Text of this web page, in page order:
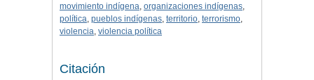
movimiento indígena, organizaciones indígenas,
política, pueblos indígenas, territorio, terrorismo,
violencia, violencia política
Citación